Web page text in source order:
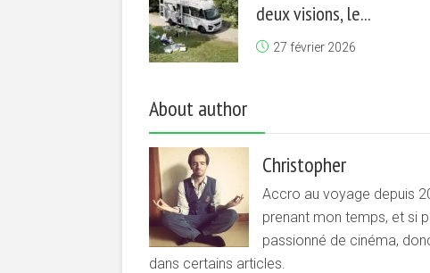
deux visions, le...
27 février 2026
About author
Christopher
Accro au voyage depuis
prenant mon temps, et si
passionné de cinéma,
dans certains articles.